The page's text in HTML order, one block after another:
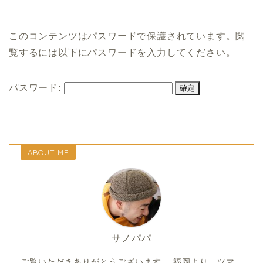
このコンテンツはパスワードで保護されています。閲
覧するには以下にパスワードを入力してください。
パスワード:
ABOUT ME
サノパパ